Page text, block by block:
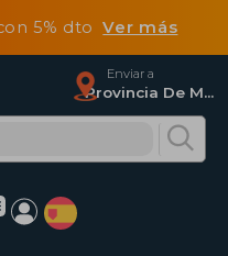
5% dtoVer más
Enviar a
Provincia De Madrid